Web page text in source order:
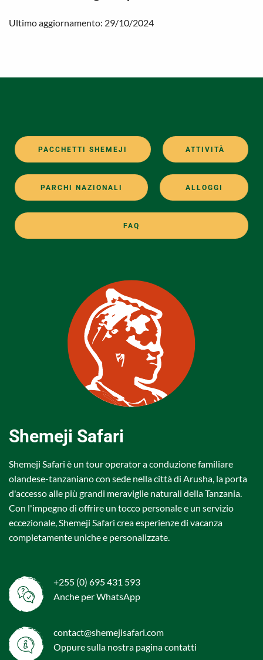
Ultimo aggiornamento: 29/10/2024
PACCHETTI SHEMEJI ATTIVITÀ
PARCHI NAZIONALI ALLOGGI
FAQ
Shemeji Safari
Shemeji Safari è un tour operator a conduzione familiare
olandese-tanzaniano con sede nella città di Arusha, la porta
d'accesso alle più grandi meraviglie naturali della Tanzania.
Con l'impegno di offrire un tocco personale e un servizio
eccezionale, Shemeji Safari crea esperienze di vacanza
completamente uniche e personalizzate.
+255 (0) 695 431 593
Anche per WhatsApp
contact@shemejisafari.com
Oppure sulla nostra paginacontatti